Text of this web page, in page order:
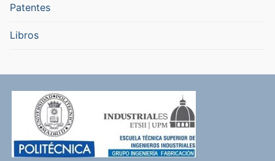
Patentes
Libros